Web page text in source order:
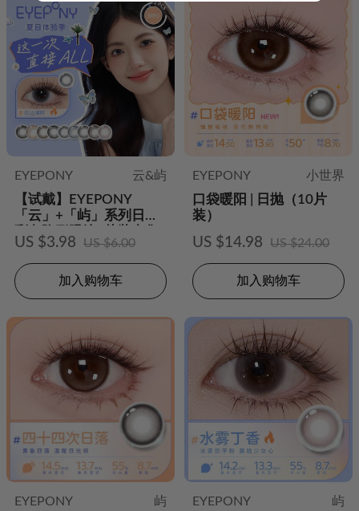
EYEPONY
云&屿
【试戴】EYEPONY
「云」+「屿」系列日抛
彩色隐形眼镜2片装合集
US $3.98 US $6.00
加入购物车
EYEPONY
小世界
口袋暖阳 | 日抛（10片
装）
US $14.98 US $24.00
加入购物车
EYEPONY 屿 EYEPONY 屿